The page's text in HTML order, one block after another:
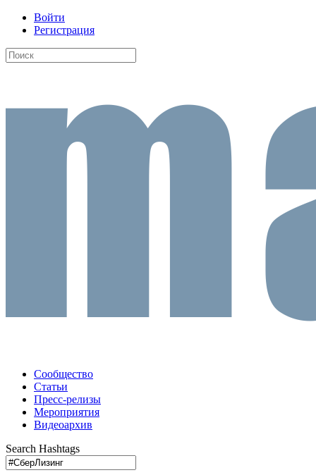
Войти
Регистрация
Сообщество
Статьи
Пресс-релизы
Мероприятия
Видеоархив
Search Hashtags